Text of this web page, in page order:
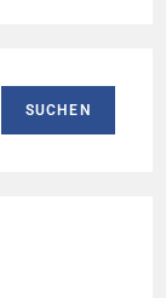
SUCHEN